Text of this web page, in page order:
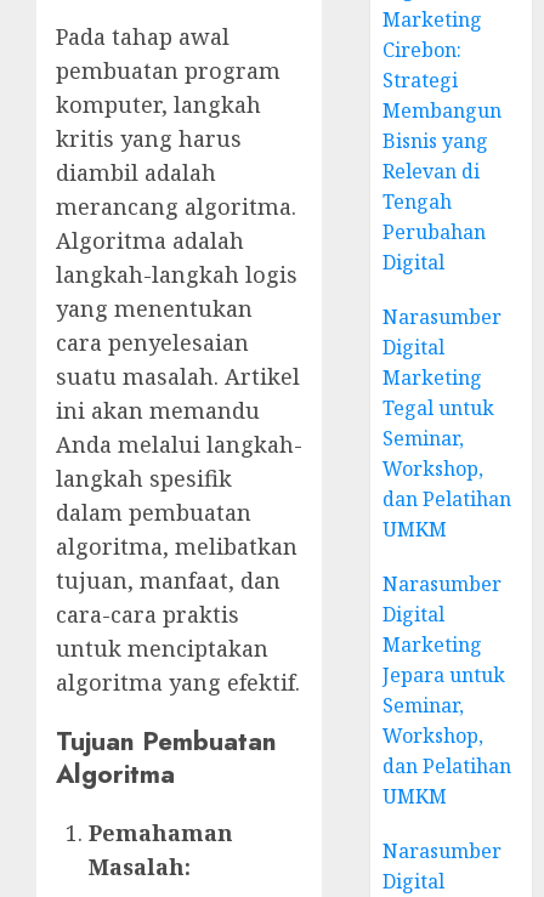
Pada tahap awal
pembuatan program
komputer, langkah
kritis yang harus
diambil adalah
merancang algoritma.
Algoritma adalah
langkah-langkah logis
yang menentukan
cara penyelesaian
suatu masalah. Artikel
ini akan memandu
Anda melalui langkah-
langkah spesifik
dalam pembuatan
algoritma, melibatkan
tujuan, manfaat, dan
cara-cara praktis
untuk menciptakan
algoritma yang efektif.
Tujuan Pembuatan
Algoritma
Pemahaman
Masalah:
Marketing
Cirebon:
Strategi
Membangun
Bisnis yang
Relevan di
Tengah
Perubahan
Digital
Narasumber
Digital
Marketing
Tegal untuk
Seminar,
Workshop,
dan Pelatihan
UMKM
Narasumber
Digital
Marketing
Jepara untuk
Seminar,
Workshop,
dan Pelatihan
UMKM
Narasumber
Digital